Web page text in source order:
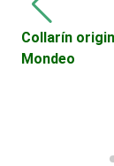
Collarín
Mondeo